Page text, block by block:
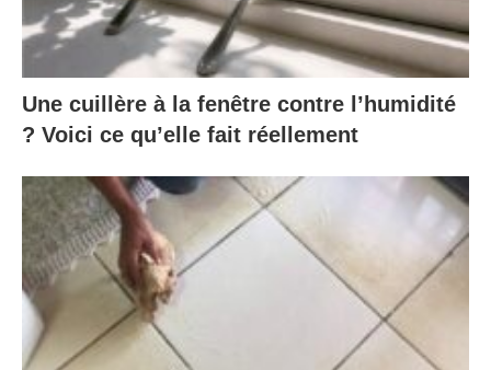
Une cuillère à la fenêtre contre l’humidité
? Voici ce qu’elle fait réellement